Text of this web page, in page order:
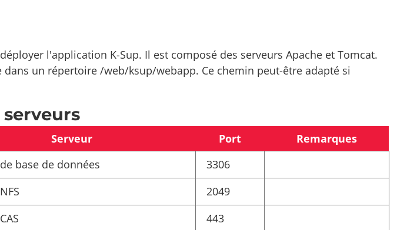
l'application K-Sup. Il est composé des serveurs Apache et Tomcat.
un répertoire /web/ksup/webapp. Ce chemin peut-être adapté si
Serveur Port
Remarques
base de données
3306
2049
443